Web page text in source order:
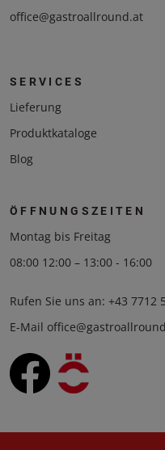
office@gastroallround.at
SERVICES
Lieferung
Produktkataloge
Blog
ÖFFNUNGSZEITEN
Montag bis Freitag
08:00 12:00 – 13:00 - 16:00
Rufen Sie uns an: +43 7712
E-Mail